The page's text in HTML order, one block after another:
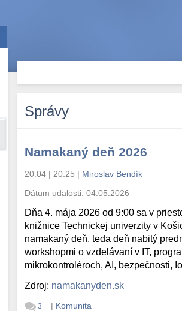
Správy
Namakaný deň 2026
20.04 | 20:25 | Miroslav Bendík
Dátum udalosti:04.05.2026
Dňa 4. mája 2026 od 9:00 sa v
knižnice Technickej univerzity v
namakaný deň, teda deň nabitý
workshopmi o vzdelávaní v IT,
mikrokontroléroch, AI, bezpečnosti,
Zdroj: namakanyden.sk
3 | Komunita